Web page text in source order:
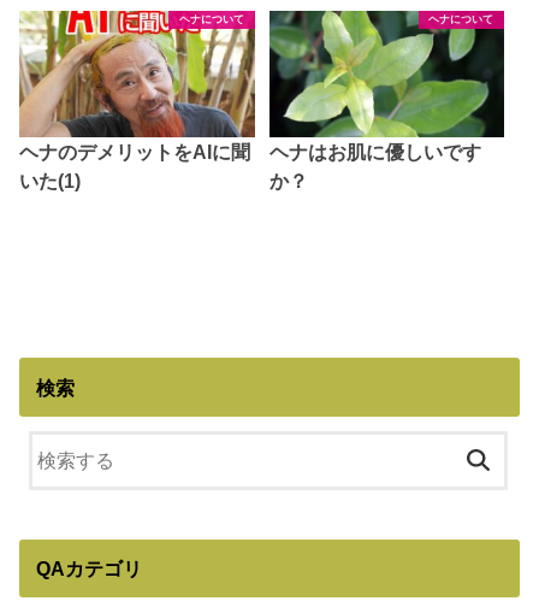
ヘナについて
ヘナのデメリットをAIに聞
いた(1)
ヘナについて
ヘナはお肌に優しいです
か？
検索
QAカテゴリ